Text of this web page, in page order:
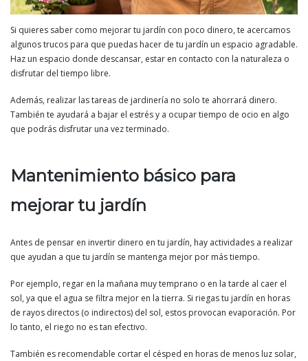
Si quieres saber como mejorar tu jardín con poco dinero, te acercamos
algunos trucos para que puedas hacer de tu jardín un espacio agradable.
Haz un espacio donde descansar, estar en contacto con la naturaleza o
disfrutar del tiempo libre.
Además, realizar las tareas de jardinería no solo te ahorrará dinero.
También te ayudará a bajar el estrés y a ocupar tiempo de ocio en algo
que podrás disfrutar una vez terminado.
Mantenimiento básico para
mejorar tu jardín
Antes de pensar en invertir dinero en tu jardín, hay actividades a realizar
que ayudan a que tu jardín se mantenga mejor por más tiempo.
Por ejemplo, regar en la mañana muy temprano o en la tarde al caer el
sol, ya que el agua se filtra mejor en la tierra. Si riegas tu jardín en horas
de rayos directos (o indirectos) del sol, estos provocan evaporación. Por
lo tanto, el riego no es tan efectivo.
También es recomendable cortar el césped en horas de menos luz solar,